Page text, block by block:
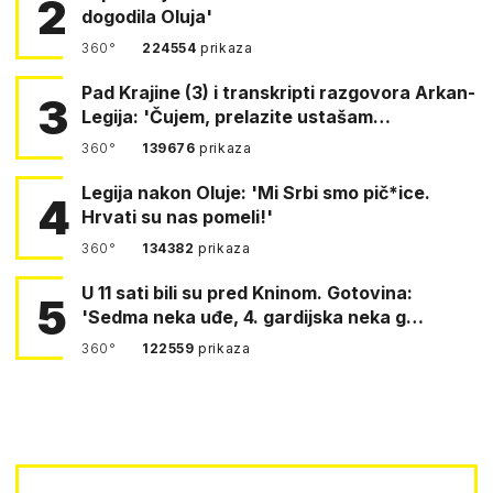
2
dogodila Oluja'
360° 224554prikaza
3
Pad Krajine (3) i transkripti razgovora Arkan-
Legija: 'Čujem, prelazite ustašam…
360° 139676prikaza
4 Legija nakon Oluje: 'Mi Srbi smo pič*ice.
Hrvati su nas pomeli!'
360° 134382prikaza
5
U 11 sati bili su pred Kninom. Gotovina:
'Sedma neka uđe, 4. gardijska neka g…
360° 122559prikaza